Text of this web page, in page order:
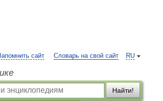
RU
сайт Словарь на свой сайт
Найти!